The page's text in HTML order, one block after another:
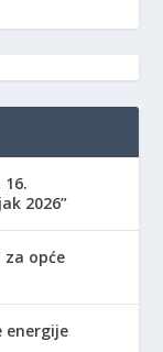
2026”
opće
energije